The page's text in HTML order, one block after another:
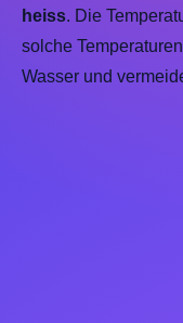
heiss. Die
solche
Wasser und